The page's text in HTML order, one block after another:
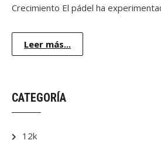
Crecimiento El pádel ha
Leer más...
CATEGORÍA
12k